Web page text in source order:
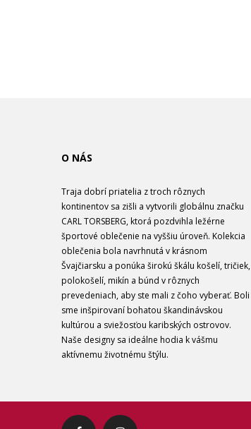
O NÁS
Traja dobrí priatelia z troch rôznych
kontinentov sa zišli a vytvorili globálnu značku
CARL TORSBERG, ktorá pozdvihla ležérne
športové oblečenie na vyššiu úroveň. Kolekcia
oblečenia bola navrhnutá v krásnom
Švajčiarsku a ponúka širokú škálu košelí, tričiek,
polokošelí, mikín a búnd v rôznych
prevedeniach, aby ste mali z čoho vyberať. Boli
sme inšpirovaní bohatou škandinávskou
kultúrou a sviežosťou karibských ostrovov.
Naše designy sa ideálne hodia k vášmu
aktívnemu životnému štýlu.